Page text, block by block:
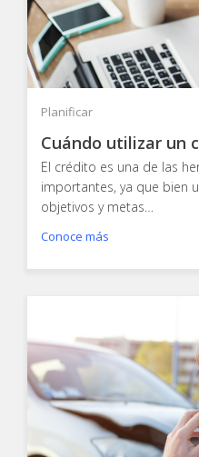
Planificar
Cuándo utilizar un
El crédito es una de las
importantes, ya que bien
objetivos y metas…
Conoce más